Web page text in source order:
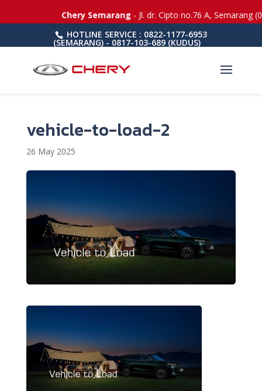
HOTLINE SERVICE : 0822-1177-6953
(SEMARANG) - 0817-103-689 (KUDUS)
vehicle-to-load-2
26 May 2025
Chery Semarang- Jl. dr. Cipto no.76 A, Semarang